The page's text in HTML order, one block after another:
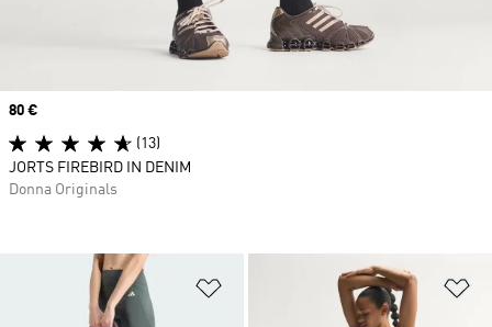
Aggiungi alla lista dei desideri
Price
80 €
(13)
JORTS FIREBIRD IN DENIM
Donna Originals